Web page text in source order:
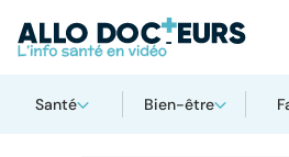
Santé Bien-être